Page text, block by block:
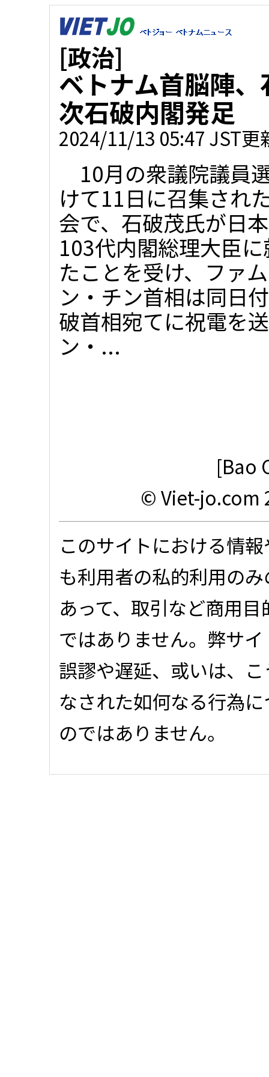
[政治]
ベトナム首脳陣
次石破内閣発足
2024/11/13 05:47 JST更
10月の衆議院議員
けて11日に召集され
会で、石破茂氏が日
103代内閣総理大臣
たことを受け、ファ
ン・チン首相は同日
破首相宛てに祝電を
ン・...
[Bao
© Viet-jo.com
このサイトにおける情
も利用者の私的利用の
あって、取引など商用
ではありません。弊サ
誤謬や遅延、或いは、
なされた如何なる行為
のではありません。